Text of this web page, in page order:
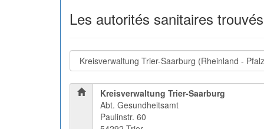
Les autorités sanitaires
Kreisverwaltung Trier-Saarburg
Abt. Gesundheitsamt
Paulinstr. 60